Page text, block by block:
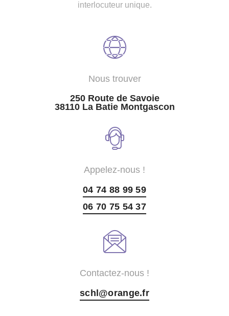
interlocuteur unique.
Nous trouver
250 Route de Savoie
38110 La Batie Montgascon
Appelez-nous !
04 74 88 99 59
06 70 75 54 37
Contactez-nous !
schl@orange.fr